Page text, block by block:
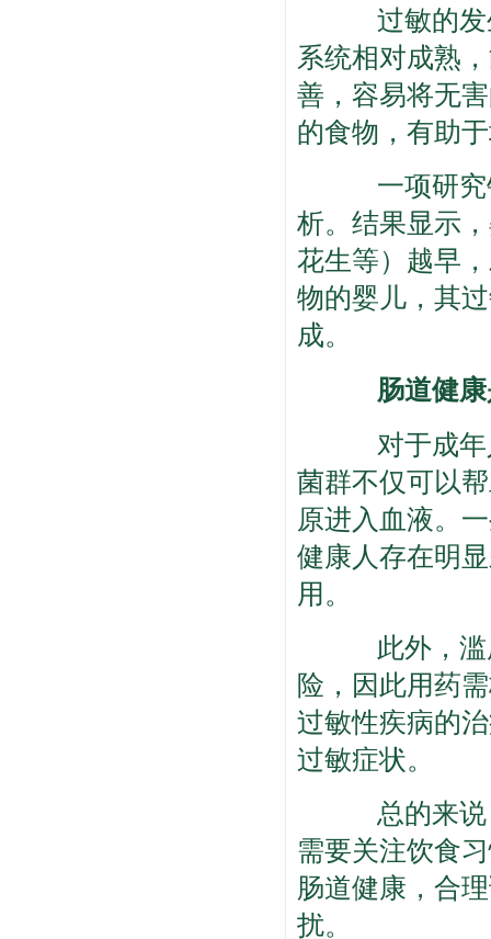
过敏的发
系统相对成熟
善，容易将无
的食物，有助
一项研究
析。结果显示
花生等）越早
物的婴儿，其
成。
肠道健康
对于成年
菌群不仅可以
原进入血液。
健康人存在明
用。
此外，滥
险，因此用药
过敏性疾病的
过敏症状。
总的来说
需要关注饮食
肠道健康，合
扰。